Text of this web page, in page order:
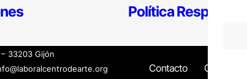
Política
33203 Gijón
Contacto Canal